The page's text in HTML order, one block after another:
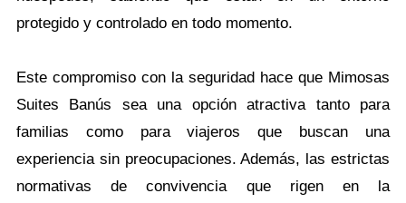
protegido y controlado en todo momento.
Este compromiso con la seguridad hace que Mimosas
Suites Banús sea una opción atractiva tanto para
familias como para viajeros que buscan una
experiencia sin preocupaciones. Además, las estrictas
normativas de convivencia que rigen en la